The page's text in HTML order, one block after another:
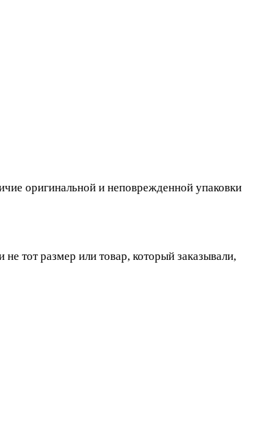
оригинальной и неповрежденной упаковки
тот размер или товар, который заказывали,